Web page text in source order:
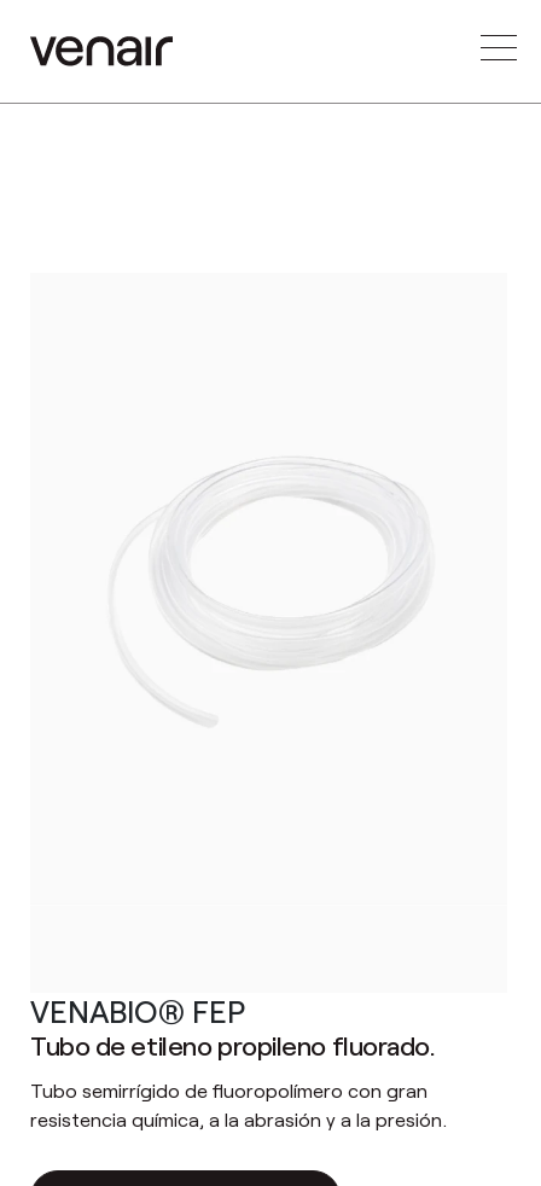
VENABIO® FEP
Tubo de etileno propileno fluorado.
Tubo semirrígido de fluoropolímero con gran
resistencia química, a la abrasión y a la presión.